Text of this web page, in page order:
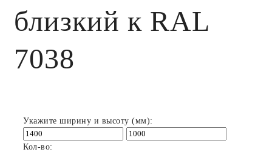
близкий к RAL
7038
Укажите ширину и высоту (мм):
Кол-во: